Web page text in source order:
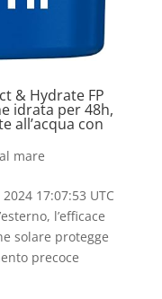
& Hydrate FP
idrata per 48h,
all’acqua con
mare
17:07:53 UTC
l’efficace
solare protegge
precoce